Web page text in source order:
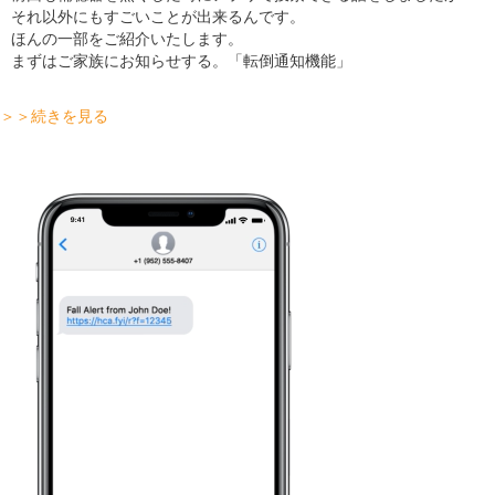
それ以外にもすごいことが出来るんです。
ほんの一部をご紹介いたします。
まずはご家族にお知らせする。「転倒通知機能」
＞＞続きを見る